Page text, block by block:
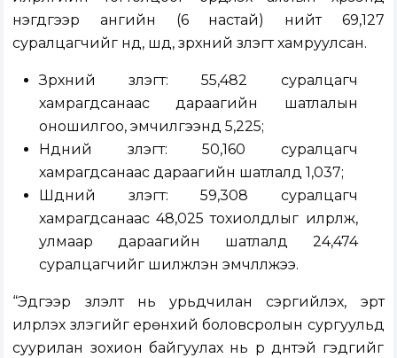
нэгдүгээр ангийн (6 настай) нийт 69,127
суралцагчийг нүд, шүд, зүрхний үзлэгт хамруулсан.
Зүрхний үзлэгт: 55,482 суралцагч
хамрагдсанаас дараагийн шатлалын
оношилгоо, эмчилгээнд 5,225;
Нүдний үзлэгт: 50,160 суралцагч
хамрагдсанаас дараагийн шатлалд 1,037;
Шүдний үзлэгт: 59,308 суралцагч
хамрагдсанаас 48,025 тохиолдлыг илрүүлж,
улмаар дараагийн шатлалд 24,474
суралцагчийг шилжүүлэн эмчлүүлжээ.
“Эдгээр үзүүлэлт нь урьдчилан сэргийлэх, эрт
илрүүлэх үзлэгийг ерөнхий боловсролын сургуульд
суурилан зохион байгуулах нь үр дүнтэй гэдгийг